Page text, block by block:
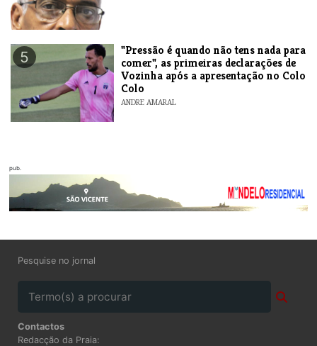
5
"Pressão é quando não tens nada para
comer", as primeiras declarações de
Vozinha após a apresentação no Colo
Colo
ANDRE AMARAL
pub.
Pesquise no jornal
Contactos
Redacção da Praia: